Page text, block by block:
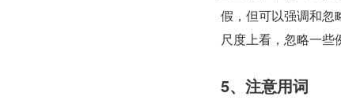
假，但可以强调和忽
尺度上看，忽略一些
5、注意用词